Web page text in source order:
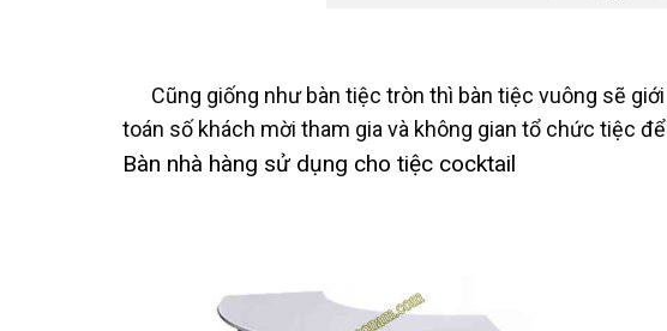
Cũng giống như bàn tiệc tròn thì bàn tiệc vuông sẽ
toán số khách mời tham gia và không gian tổ chức tiệc
Bàn nhà hàng sử dụng cho tiệc cocktail